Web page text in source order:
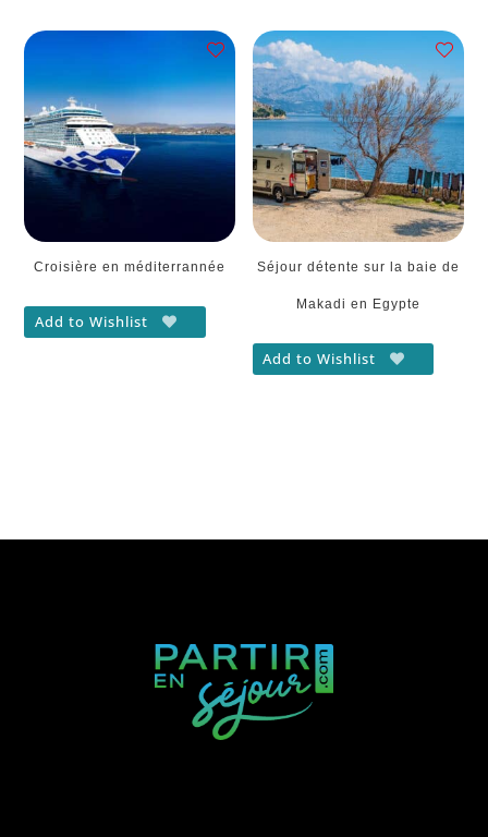
Croisière en méditerrannée
Add to Wishlist
Séjour détente sur la baie de
Makadi en Egypte
Add to Wishlist